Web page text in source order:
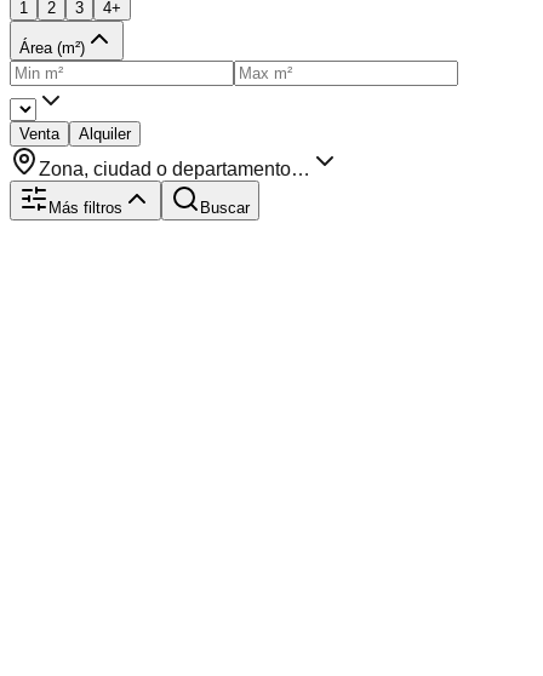
1 2 3 4+
Área (m²)
Venta Alquiler
Zona, ciudad o departamento…
Más filtros Buscar